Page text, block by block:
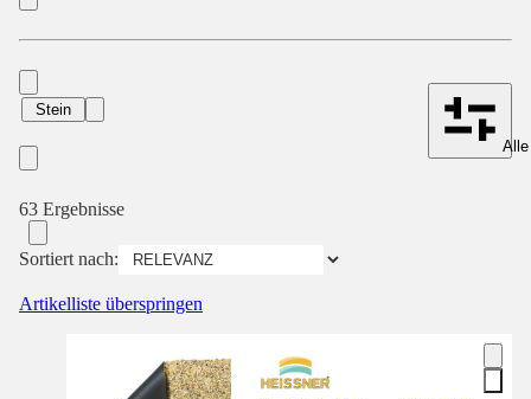
Stein
63 Ergebnisse
Sortiert nach:
Artikelliste überspringen